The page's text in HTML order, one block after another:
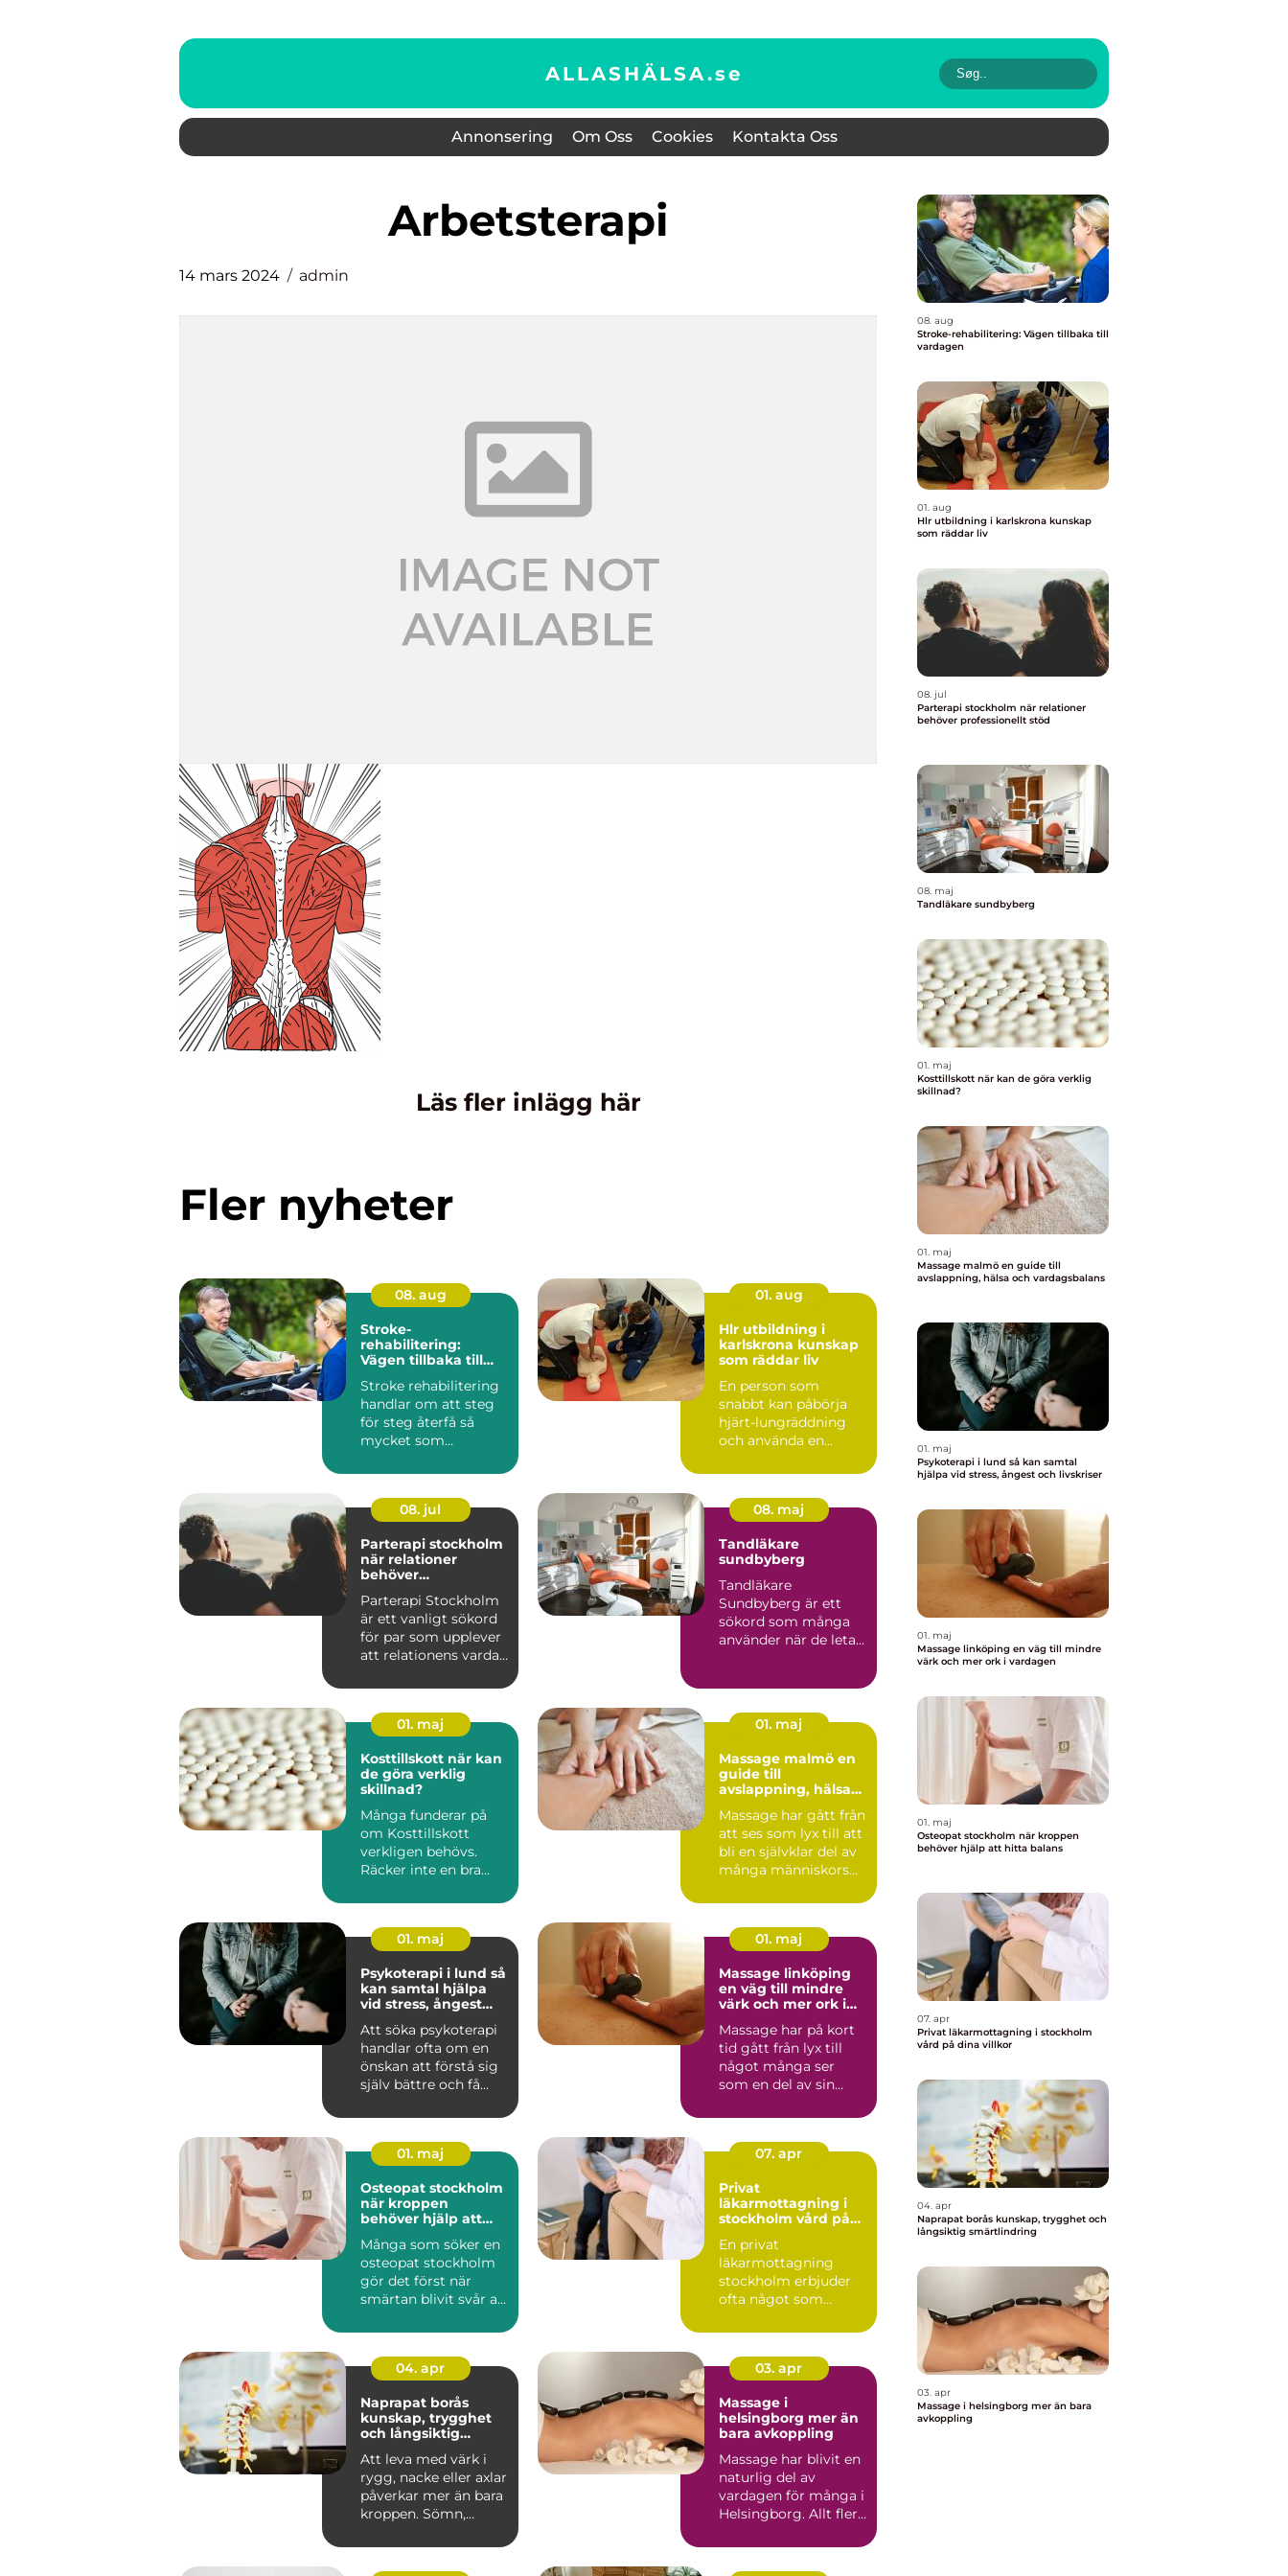
ALLASHÄLSA.se
Annonsering Om Oss Cookies Kontakta Oss
arbetsterapi
14 mars 2024 admin
Läs fler inlägg här
Fler nyheter
08. aug
Stroke-
rehabilitering:
Vägen tillbaka till
Stroke rehabilitering
handlar om att steg
för steg återfå så
mycket som
01. aug
Hlr utbildning i
karlskrona kunskap
som räddar liv
En person som
snabbt kan påbörja
hjärt-lungräddning
och använda en
skillnaden...
08. jul
Parterapi stockholm
när relationer
behöver
Parterapi Stockholm
är ett vanligt sökord
för par som upplever
att relationens vardag
08. maj
Tandläkare
sundbyberg
Tandläkare
Sundbyberg är ett
sökord som många
använder när de letar
01. maj
Kosttillskott när kan
de göra verklig
skillnad?
Många funderar på
om Kosttillskott
verkligen behövs.
Räcker inte en bra
den det....
01. maj
Massage malmö en
guide till
avslappning, hälsa
Massage har gått från
att ses som lyx till att
bli en självklar del av
många människors
01. maj
Psykoterapi i lund så
kan samtal hjälpa
vid stress, ångest
Att söka psykoterapi
handlar ofta om en
önskan att förstå sig
själv bättre och få
01. maj
Massage linköping
en väg till mindre
värk och mer ork i
Massage har på kort
tid gått från lyx till
något många ser
som en del av sin
trän...
01. maj
Osteopat stockholm
när kroppen
behöver hjälp att
Många som söker en
osteopat stockholm
gör det först när
smärtan blivit svår att
07. apr
Privat
läkarmottagning i
stockholm vård på
En privat
läkarmottagning
stockholm erbjuder
ofta något som
dagens vård: tid,
kontinu...
04. apr
Naprapat borås
kunskap, trygghet
och långsiktig
Att leva med värk i
rygg, nacke eller axlar
påverkar mer än bara
kroppen. Sömn,
varda...
03. apr
Massage i
helsingborg mer än
bara avkoppling
Massage har blivit en
naturlig del av
vardagen för många i
Helsingborg. Allt fler
08. aug
Stroke-rehabilitering: Vägen tillbaka till
vardagen
01. aug
Hlr utbildning i karlskrona kunskap
som räddar liv
08. jul
Parterapi stockholm när relationer
behöver professionellt stöd
08. maj
Tandläkare sundbyberg
01. maj
Kosttillskott när kan de göra verklig
skillnad?
01. maj
Massage malmö en guide till
avslappning, hälsa och vardagsbalans
01. maj
Psykoterapi i lund så kan samtal
hjälpa vid stress, ångest och livskriser
01. maj
Massage linköping en väg till mindre
värk och mer ork i vardagen
01. maj
Osteopat stockholm när kroppen
behöver hjälp att hitta balans
07. apr
Privat läkarmottagning i stockholm
vård på dina villkor
04. apr
Naprapat borås kunskap, trygghet och
långsiktig smärtlindring
03. apr
Massage i helsingborg mer än bara
avkoppling